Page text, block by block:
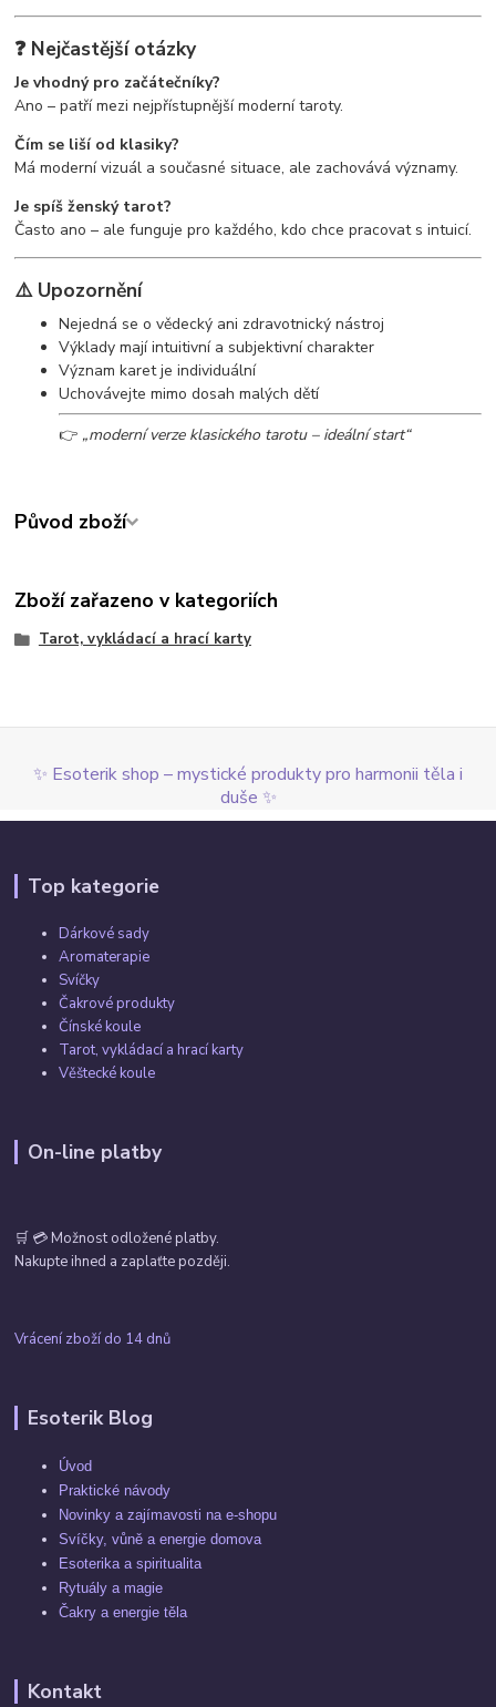
❓ Nejčastější otázky
Je vhodný pro začátečníky?
Ano – patří mezi nejpřístupnější moderní taroty.
Čím se liší od klasiky?
Má moderní vizuál a současné situace, ale zachovává významy.
Je spíš ženský tarot?
Často ano – ale funguje pro každého, kdo chce pracovat s intuicí.
⚠️ Upozornění
Nejedná se o vědecký ani zdravotnický nástroj
Výklady mají intuitivní a subjektivní charakter
Význam karet je individuální
Uchovávejte mimo dosah malých dětí
👉 „moderní verze klasického tarotu – ideální start“
Původ zboží
Zboží zařazeno v kategoriích
Tarot, vykládací a hrací karty
✨ Esoterik shop – mystické produkty pro harmonii těla i
duše ✨
Top kategorie
Dárkové sady
Aromaterapie
Svíčky
Čakrové produkty
Čínské koule
Tarot, vykládací a hrací karty
Věštecké koule
On-line platby
🛒 💳 Možnost odložené platby.
Nakupte ihned a zaplaťte později.
Vrácení zboží do 14 dnů
Esoterik Blog
Úvod
Praktické návody
Novinky a zajímavosti na e-shopu
Svíčky, vůně a energie domova
Esoterika a spiritualita
Rytuály a magie
Čakry a energie těla
Kontakt